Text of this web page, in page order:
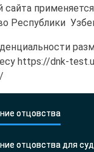
сайта
Республики
https://dnk-
отцовства
отцовства для